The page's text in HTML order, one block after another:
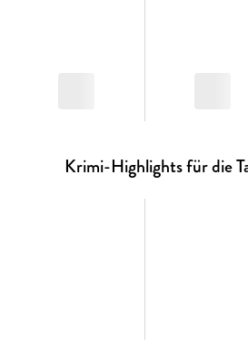
Krimi-Highlights für die